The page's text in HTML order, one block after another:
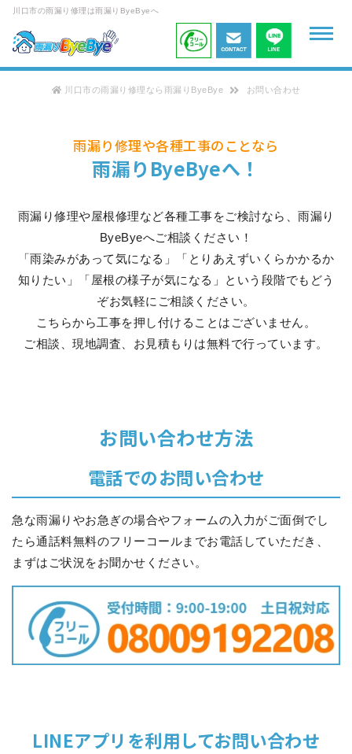
川口市の雨漏り修理は雨漏りByeByeへ
川口市の雨漏り修理なら雨漏りByeBye お問い合わせ
雨漏り修理や各種工事のことなら
雨漏りByeByeへ！
雨漏り修理や屋根修理など各種工事をご検討なら、雨漏り
ByeByeへご相談ください！
「雨染みがあって気になる」「とりあえずいくらかかるか
知りたい」「屋根の様子が気になる」という段階でもどう
ぞお気軽にご相談ください。
こちらから工事を押し付けることはございません。
ご相談、現地調査、お見積もりは無料で行っています。
お問い合わせ方法
電話でのお問い合わせ
急な雨漏りやお急ぎの場合やフォームの入力がご面倒でし
たら通話料無料のフリーコールまでお電話していただき、
まずはご状況をお聞かせください。
LINEアプリを利用してお問い合わせ